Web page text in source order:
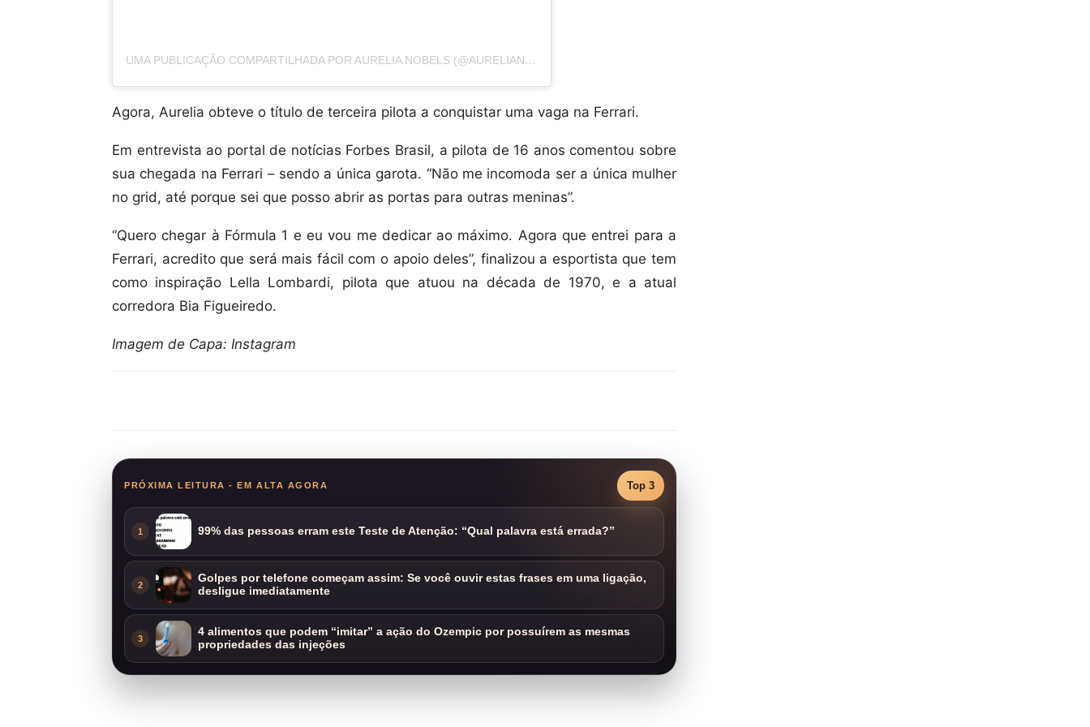
UMA PUBLICAÇÃO COMPARTILHADA POR AURELIA NOBELS (@AURELIANOBELS16)
Agora, Aurelia obteve o título de terceira pilota a conquistar uma vaga na Ferrari.
Em entrevista ao portal de notícias Forbes Brasil, a pilota de 16 anos comentou sobre
sua chegada na Ferrari – sendo a única garota. “Não me incomoda ser a única mulher
no grid, até porque sei que posso abrir as portas para outras meninas”.
“Quero chegar à Fórmula 1 e eu vou me dedicar ao máximo. Agora que entrei para a
Ferrari, acredito que será mais fácil com o apoio deles”, finalizou a esportista que tem
como inspiração Lella Lombardi, pilota que atuou na década de 1970, e a atual
corredora Bia Figueiredo.
Imagem de Capa: Instagram
PRÓXIMA LEITURA - EM ALTA AGORA Top 3
1 99% das pessoas erram este Teste de Atenção: “Qual palavra está errada?”
2
Golpes por telefone começam assim: Se você ouvir estas frases em uma ligação,
desligue imediatamente
3
4 alimentos que podem “imitar” a ação do Ozempic por possuírem as mesmas
propriedades das injeções